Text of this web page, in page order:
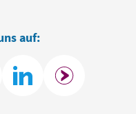
auf: